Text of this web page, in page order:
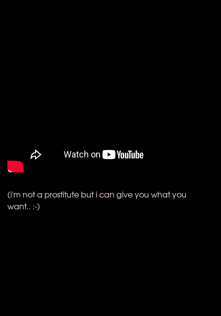
(i'm not a prostitute but i can give you what you
want.. :-)